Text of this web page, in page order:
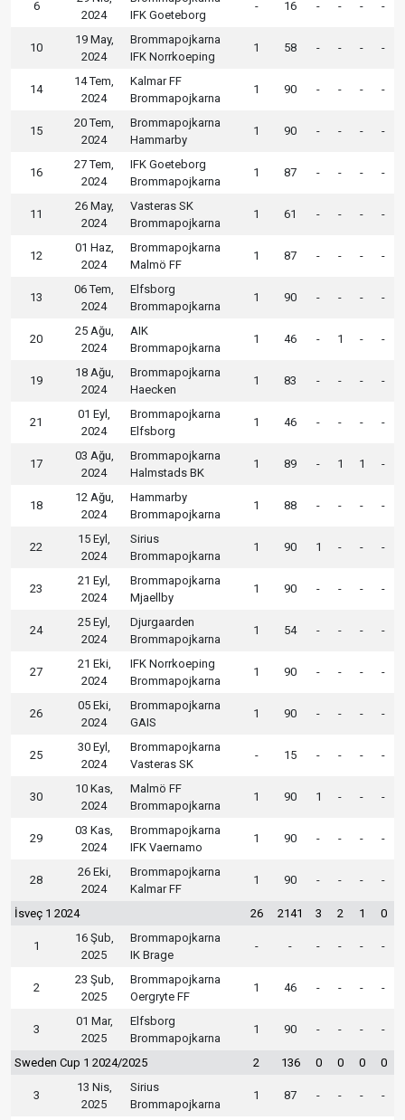
6
2024
IFK Goeteborg
- 16 - - - -
10
19 May,
2024
Brommapojkarna
IFK Norrkoeping
1 58 - - - -
14
14 Tem,
2024
Kalmar FF
Brommapojkarna
1 90 - - - -
15
20 Tem,
2024
Brommapojkarna
Hammarby
1 90 - - - -
16
27 Tem,
2024
IFK Goeteborg
Brommapojkarna
1 87 - - - -
11
26 May,
2024
Vasteras SK
Brommapojkarna
1 61 - - - -
12
01 Haz,
2024
Brommapojkarna
Malmö FF
1 87 - - - -
13
06 Tem,
2024
Elfsborg
Brommapojkarna
1 90 - - - -
20
25 Ağu,
2024
AIK
Brommapojkarna
1 46 - 1 - -
19
18 Ağu,
2024
Brommapojkarna
Haecken
1 83 - - - -
21
01 Eyl,
2024
Brommapojkarna
Elfsborg
1 46 - - - -
17
03 Ağu,
2024
Brommapojkarna
Halmstads BK
1 89 - 1 1 -
18
12 Ağu,
2024
Hammarby
Brommapojkarna
1 88 - - - -
22
15 Eyl,
2024
Sirius
Brommapojkarna
1 90 1 - - -
23
21 Eyl,
2024
Brommapojkarna
Mjaellby
1 90 - - - -
24
25 Eyl,
2024
Djurgaarden
Brommapojkarna
1 54 - - - -
27
21 Eki,
2024
IFK Norrkoeping
Brommapojkarna
1 90 - - - -
26
05 Eki,
2024
Brommapojkarna
GAIS
1 90 - - - -
25
30 Eyl,
2024
Brommapojkarna
Vasteras SK
- 15 - - - -
30
10 Kas,
2024
Malmö FF
Brommapojkarna
1 90 1 - - -
29
03 Kas,
2024
Brommapojkarna
IFK Vaernamo
1 90 - - - -
28
26 Eki,
2024
Brommapojkarna
Kalmar FF
1 90 - - - -
İsveç 1 2024 26 2141 3 2 1 0
1
16 Şub,
2025
Brommapojkarna
IK Brage
- - - - - -
2
23 Şub,
2025
Brommapojkarna
Oergryte FF
1 46 - - - -
3
01 Mar,
2025
Elfsborg
Brommapojkarna
1 90 - - - -
Sweden Cup 1 2024/2025 2 136 0 0 0 0
3
13 Nis,
2025
Sirius
Brommapojkarna
1 87 - - - -